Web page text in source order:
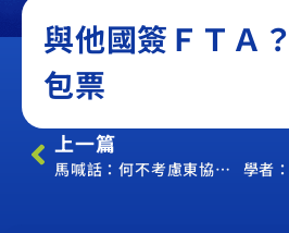
與他國簽ＦＴＡ
包票
上一篇
馬喊話：何不考慮東協加四 指亞太僅台灣、北韓未簽FTA 台須更努力參與區域經濟整合